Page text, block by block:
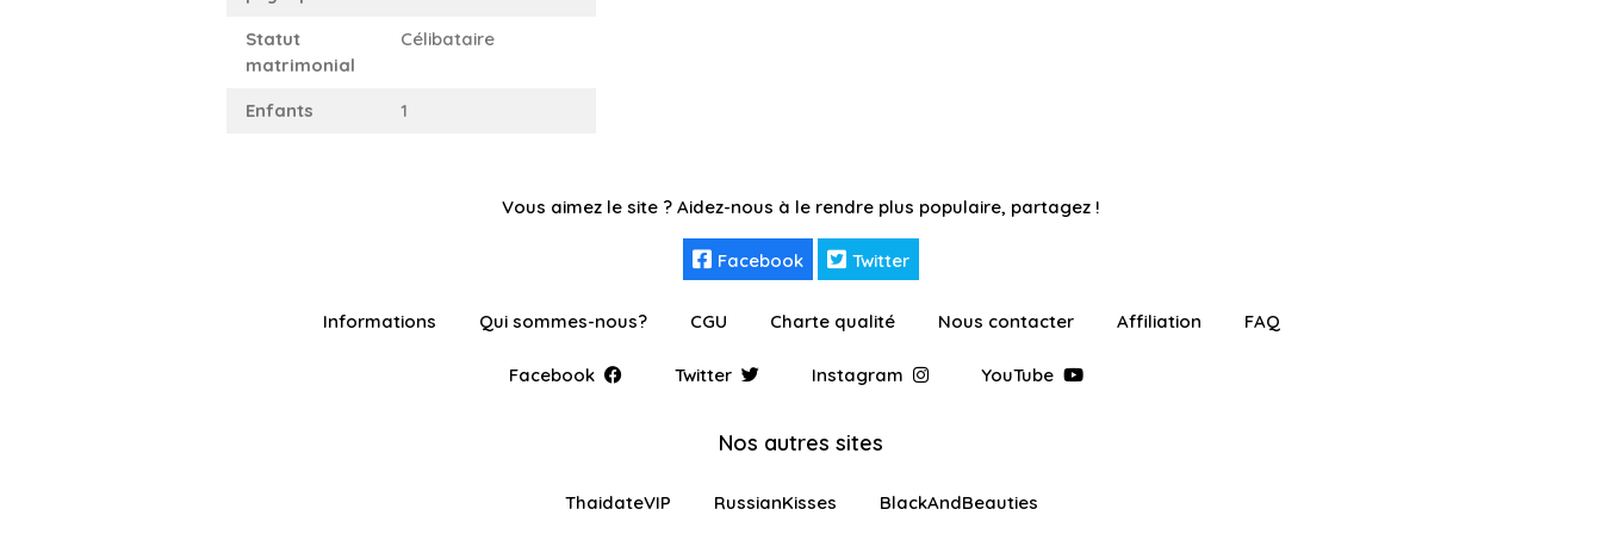
Statut
matrimonial
Célibataire
Enfants 1
Vous aimez le site ? Aidez-nous à le rendre plus populaire, partagez !
Facebook Twitter
Informations Qui sommes-nous? CGU Charte qualité Nous contacter Affiliation FAQ
Facebook Twitter Instagram YouTube
Nos autres sites
ThaidateVIP RussianKisses BlackAndBeauties